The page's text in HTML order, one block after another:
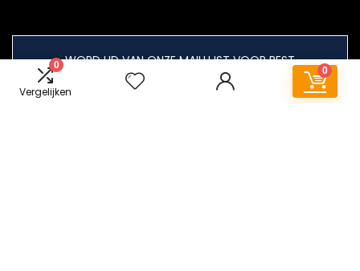
0
Vergelijken
0
WORD LID VAN ONZE MAILLIJST VOOR BEST
Aanbiedingen